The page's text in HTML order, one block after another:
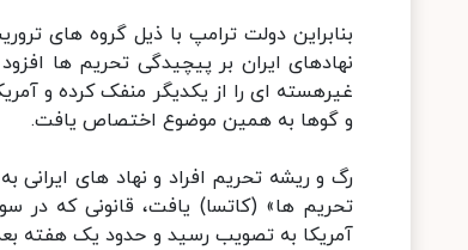
بنابراین دولت ترامپ با ذیل گروه های
نهادهای ایران بر پیچیدگی تحریم ها
غیرهسته ای را از یکدیگر منفک کرده و
و گوها به همین موضوع اختصاص یافت.
رگ و ریشه تحریم افراد و نهاد های ایرانی